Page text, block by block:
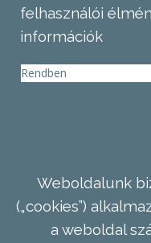
felhasználói
információk
Rendben
Weboldalunk
(„cookies”)
a weboldal